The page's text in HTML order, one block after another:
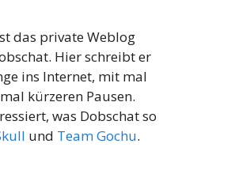
das private Weblog
Hier schreibt er
ins Internet, mit mal
kürzeren Pausen.
was Dobschat so
und Team Gochu.